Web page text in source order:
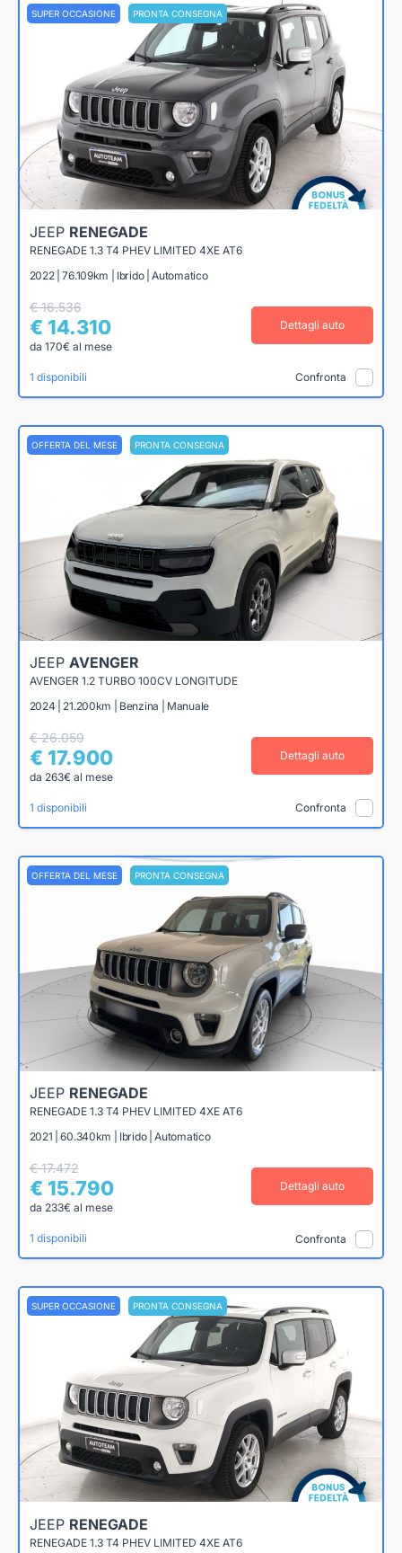
SUPER OCCASIONE PRONTA CONSEGNA
JEEP RENEGADE
RENEGADE 1.3 T4 PHEV LIMITED 4XE AT6
2022 | 76.109km | Ibrido | Automatico
€ 16.536
€ 14.310
da 170€ al mese
Dettagli auto
1 disponibili Confronta
OFFERTA DEL MESE PRONTA CONSEGNA
JEEP AVENGER
AVENGER 1.2 TURBO 100CV LONGITUDE
2024 | 21.200km | Benzina | Manuale
€ 26.059
€ 17.900
da 263€ al mese
Dettagli auto
1 disponibili Confronta
OFFERTA DEL MESE PRONTA CONSEGNA
JEEP RENEGADE
RENEGADE 1.3 T4 PHEV LIMITED 4XE AT6
2021 | 60.340km | Ibrido | Automatico
€ 17.472
€ 15.790
da 233€ al mese
Dettagli auto
1 disponibili Confronta
SUPER OCCASIONE PRONTA CONSEGNA
JEEP RENEGADE
RENEGADE 1.3 T4 PHEV LIMITED 4XE AT6